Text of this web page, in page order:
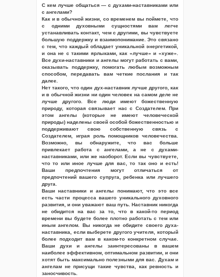
С кем лучше общаться — с духами-наставниками или
с ангелами?
Как и в обычной жизни, со временем вы поймете, что
с одними духовными сущностями вам легче
устанавливать контакт, чем с другими, вы чувствуете
большую поддержку и взаимопонимание. Это связано
с тем, что каждый обладает уникальной энергетикой,
и она не с такими ярлыками, как «лучше» и «хуже».
Все духи-наставники и ангелы могут работать с вами,
оказывать поддержку, помогать любым возможным
способом, передавать вам четкие послания и так
далее.
Нет такого, что один дух-наставник лучше другого, как
и в обычной жизни ни один человек на самом деле не
лучше другого. Все люди имеют божественную
природу, которая связывает нас с Создателем. При
этом ангелы (которые не имеют человеческой
природы) наделены своей особой божественностью и
поддерживают свою собственную связь с
Создателем, играя роль помощников человечества.
Возможно, вы обнаружите, что вас больше
привлекает работа с ангелами, а не с духами-
наставниками, или же наоборот. Если вы чувствуете,
что то или иное лучше для вас, то так оно и есть!
Ваши предпочтения могут отличаться от
предпочтений вашего супруга, ребенка или лучшего
друга.
Ваши наставники и ангелы понимают, что это все
есть части процесса вашего уникального духовного
развития, и они уважают ваш путь. Наставник никогда
не обидится на вас за то, что в какой-то период
времени вы будете более плотно работать с тем или
иным ангелом. Вы никогда не обидите своего духа-
наставника, если выберете другого учителя, который
более подходит вам в каком-то конкретном случае.
Ваши духи и ангелы заинтересованы в вашем
наиболее эффективном, оптимальном развитии, и они
хотят быть максимально полезными для вас. Духам и
ангелам не присущи такие чувства, как ревность и
заносчивость.